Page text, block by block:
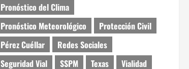
Pronóstico del Clima
Pronóstico Meteorológico
Protección Civil
Pérez Cuéllar
Redes Sociales
Seguridad Vial
SSPM Texas
Vialidad